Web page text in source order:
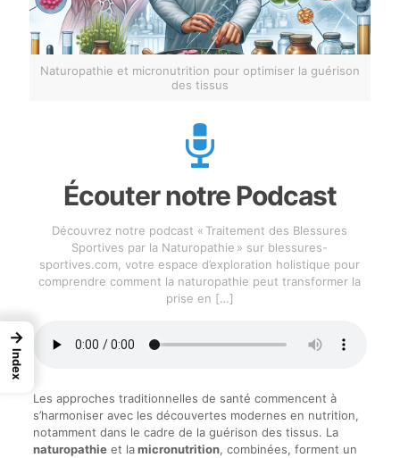
Naturopathie et micronutrition pour optimiser la guérison
des tissus
Écouter notre Podcast
Découvrez notre podcast « Traitement des Blessures
Sportives par la Naturopathie » sur blessures-
sportives.com, votre espace d’exploration holistique pour
comprendre comment la naturopathie peut transformer la
prise en […]
Les approches traditionnelles de santé commencent à
s’harmoniser avec les découvertes modernes en nutrition,
notamment dans le cadre de la guérison des tissus. La
naturopathieet lamicronutrition, combinées, forment un
→
Index